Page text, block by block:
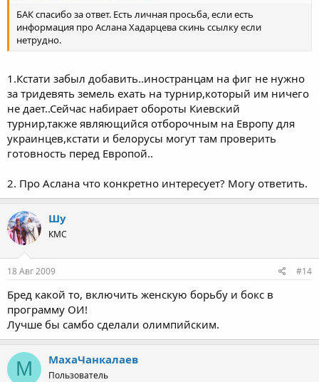
БАК спасибо за ответ. Есть личная просьба, если есть
информация про Аслана Хадарцева скинь ссылку если
нетрудно.
1.Кстати забыл добавить..иностранцам на фиг не нужно
за тридевять земель ехать на турнир,который им ничего
не дает..Сейчас набирает обороты Киевский
турнир,также являющийся отборочным на Европу для
украинцев,кстати и белорусы могут там проверить
готовность перед Европой..
2. Про Аслана что конкретно интересует? Могу ответить.
Шу
КМС
18 Авг 2009 #14
Бред какой то, включить женскую борьбу и бокс в
программу ОИ!
Лучше бы самбо сделали олимпийским.
М МахаЧанкалаев
Пользователь